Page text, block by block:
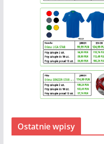
Ostatnie wpisy